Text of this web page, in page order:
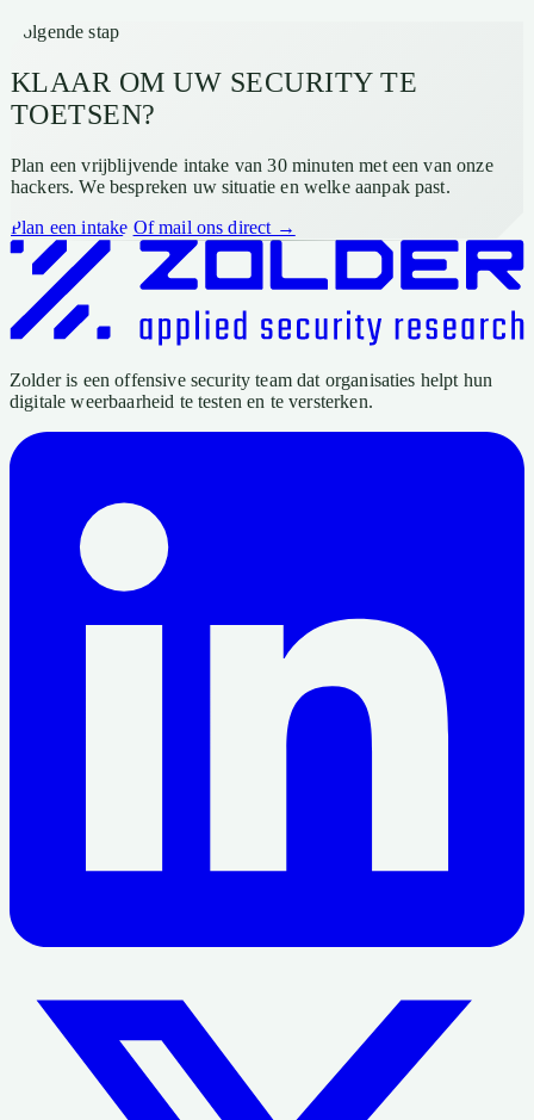
Volgende stap
KLAAR OM UW SECURITY TE
TOETSEN?
Plan een vrijblijvende intake van 30 minuten met een van onze
hackers. We bespreken uw situatie en welke aanpak past.
Plan een intake Of mail ons direct →
Zolder is een offensive security team dat organisaties helpt hun
digitale weerbaarheid te testen en te versterken.